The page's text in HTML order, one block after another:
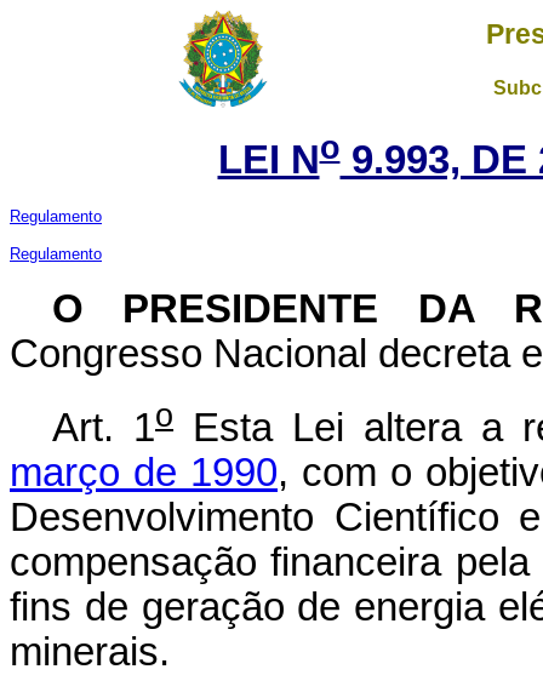
LEI No9.993, DE
Regulamento
Regulamento
O PRESIDENTE DA
Congresso Nacional decreta
Art. 1o
Esta Lei altera a
março de 1990, com o
Desenvolvimento Científico
compensação financeira
fins de geração de energia
minerais.